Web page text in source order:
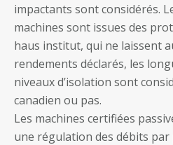
impactants sont considérés.
machines sont issues des
haus institut, qui ne laissent
rendements déclarés, les
niveaux d’isolation sont
canadien ou pas.
Les machines certifiées
une régulation des débits par